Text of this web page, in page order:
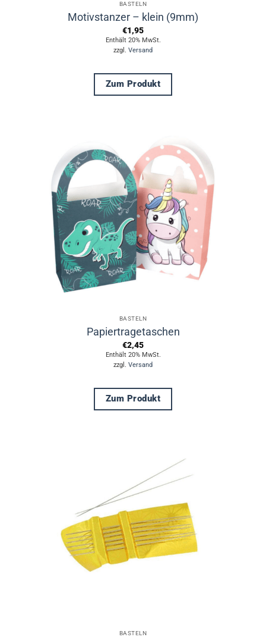
BASTELN
Motivstanzer – klein (9mm)
€1,95
Enthält 20% MwSt.
zzgl. Versand
Zum Produkt
Varianten
auf.
Die
Optionen
können
auf
Produktseite
gewählt
werden
BASTELN
Papiertragetaschen
€2,45
Enthält 20% MwSt.
zzgl. Versand
Zum Produkt
Varianten
auf.
Die
Optionen
können
auf
der
Produktseite
BASTELN